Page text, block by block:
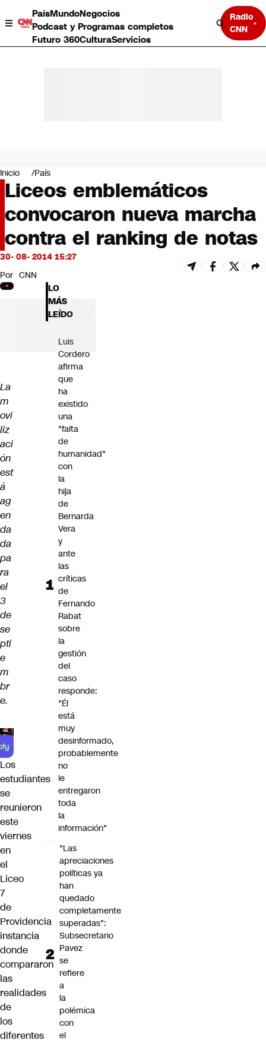
PaísMundoNegocios
Podcast y Programas completos
Futuro 360CulturaServicios
Radio
CNN
Negocios
Deportes
Programas completos
Cultura
Servicios
Bits
CNN tiempo
Futuro 360
Opinión
Inicio País
Liceos emblemáticos
convocaron nueva marcha
contra el ranking de notas
30- 08- 2014 15:27
Por CNN
La
m
ovi
liz
aci
ón
est
á
ag
en
da
da
pa
ra
el
3
de
se
pti
e
m
br
e.
Los
estudiantes
se
reunieron
este
viernes
en
el
Liceo
7
de
Providencia
instancia
donde
compararon
las
realidades
de
los
diferentes
LO
MÁS
LEÍDO
Luis
Cordero
afirma
que
ha
existido
una
"falta
de
humanidad"
con
la
hija
de
Bernarda
Vera
y
ante
las
críticas
de
Fernando
Rabat
sobre
la
gestión
del
caso
responde:
"Él
está
muy
desinformado,
probablemente
no
le
entregaron
toda
la
información"
"Las
apreciaciones
políticas ya
han
quedado
completamente
superadas":
Subsecretario
Pavez
se
refiere
a
la
polémica
con
el